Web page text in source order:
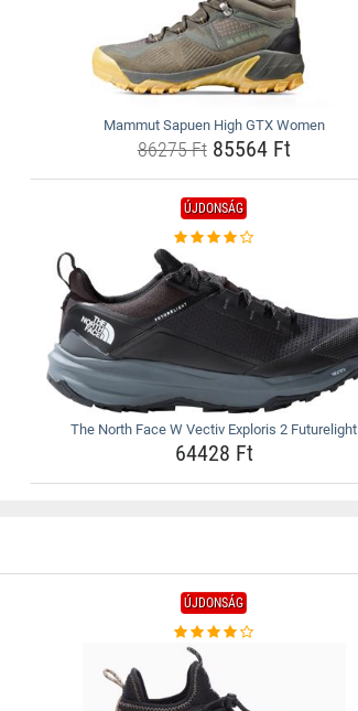
Mammut Sapuen High GTX Women
86275 Ft85564 Ft
ÚJDONSÁG
The North Face W Vectiv Exploris 2 Futurelight
64428 Ft
ÚJDONSÁG